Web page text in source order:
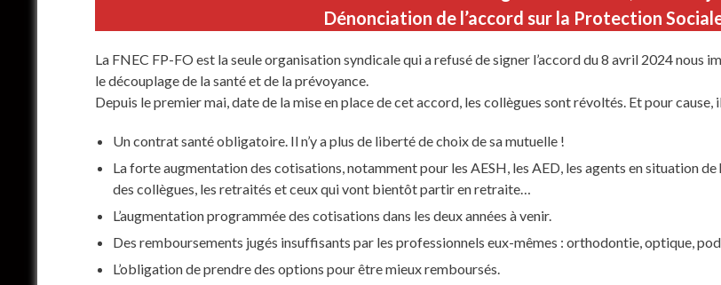
Dénonciation de l’accord sur la Protection
La FNEC FP-FO est la seule organisation syndicale qui a refusé de signer l’accord du 8 avril 2024 nous
le découplage de la santé et de la prévoyance.
Depuis le premier mai, date de la mise en place de cet accord, les collègues sont révoltés. Et pour cause,
Un contrat santé obligatoire. Il n’y a plus de liberté de choix de sa mutuelle !
La forte augmentation des cotisations, notamment pour les AESH, les AED, les agents en situation
des collègues, les retraités et ceux qui vont bientôt partir en retraite…
L’augmentation programmée des cotisations dans les deux années à venir.
Des remboursements jugés insuffisants par les professionnels eux-mêmes : orthodontie, optique,
L’obligation de prendre des options pour être mieux remboursés.